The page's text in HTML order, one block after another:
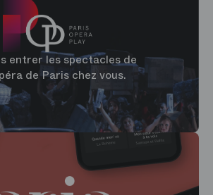
entrer les spectacles de
de Paris chez vous.